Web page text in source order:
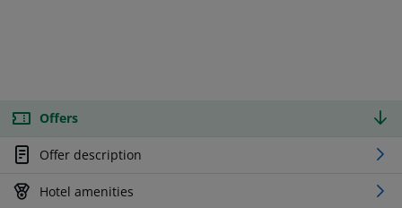
Offers
Offer description
Hotel amenities